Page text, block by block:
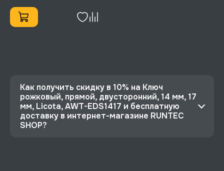
Как получить скидку в 10% на Ключ
рожковый, прямой, двусторонний, 14 мм, 17
мм, Licota, AWT-EDS1417 и бесплатную
доставку в интернет-магазине RUNTEC
SHOP?